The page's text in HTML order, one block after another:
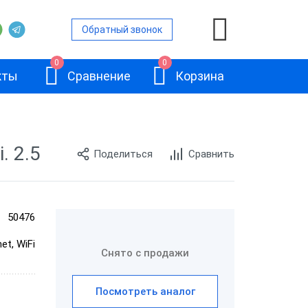
Обратный звонок
0
Сравнение
0
Корзина
печати
2.5 Поделиться Сравнить
50476
WiFi
Снято с продажи
Посмотреть аналог